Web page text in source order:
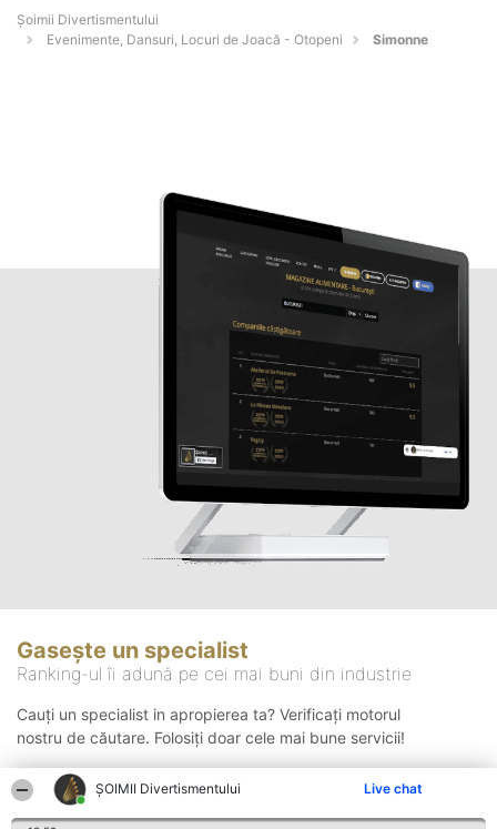
ŞOIMII Divertismentului Live chat
Şoimii Divertismentului
Evenimente, Dansuri, Locuri de Joacă - Otopeni
Simonne
Gasește un specialist
Ranking-ul îi adună pe cei mai buni din industrie
Cauți un specialist in apropierea ta? Verificați motorul
nostru de căutare. Folosiți doar cele mai bune servicii!